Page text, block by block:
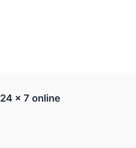
24 x 7 online